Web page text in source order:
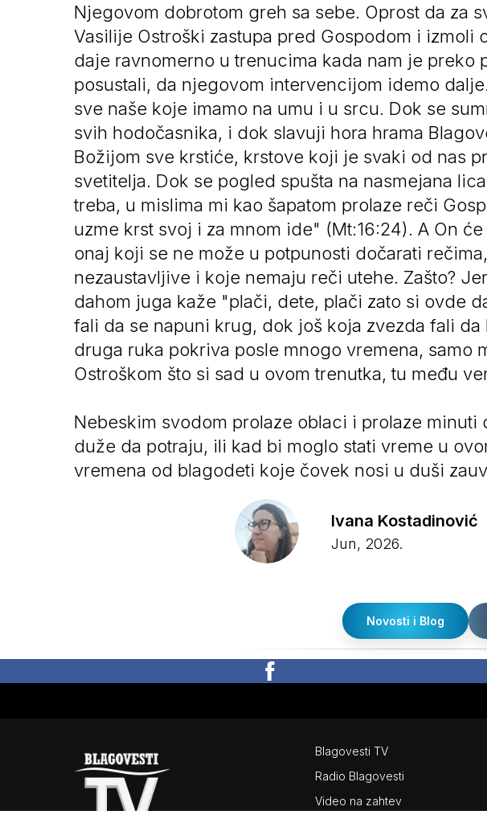
Njegovom dobrotom greh sa sebe. Oprost da za
Vasilije Ostroški zastupa pred Gospodom i izmoli
daje ravnomerno u trenucima kada nam je preko
posustali, da njegovom intervencijom idemo
sve naše koje imamo na umu i u srcu. Dok se
svih hodočasnika, i dok slavuji hora hrama
Božijom sve krstiće, krstove koji je svaki od nas
svetitelja. Dok se pogled spušta na nasmejana
treba, u mislima mi kao šapatom prolaze reči
uzme krst svoj i za mnom ide" (Mt:16:24). A On
onaj koji se ne može u potpunosti dočarati
nezaustavljive i koje nemaju reči utehe. Zašto?
dahom juga kaže "plači, dete, plači zato si ovde
fali da se napuni krug, dok još koja zvezda fali
druga ruka pokriva posle mnogo vremena, samo
Ostroškom što si sad u ovom trenutka, tu među
Nebeskim svodom prolaze oblaci i prolaze
duže da potraju, ili kad bi moglo stati vreme u
vremena od blagodeti koje čovek nosi u duši
Ivana Kostadinović
Jun, 2026.
Novosti i Blog
Blagovesti TV
Radio Blagovesti
Video na zahtev